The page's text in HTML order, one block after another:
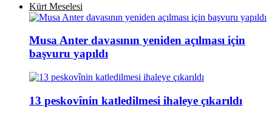
Kürt Meselesi
Musa Anter davasının yeniden açılması için
başvuru yapıldı
13 peskovînin katledilmesi ihaleye çıkarıldı